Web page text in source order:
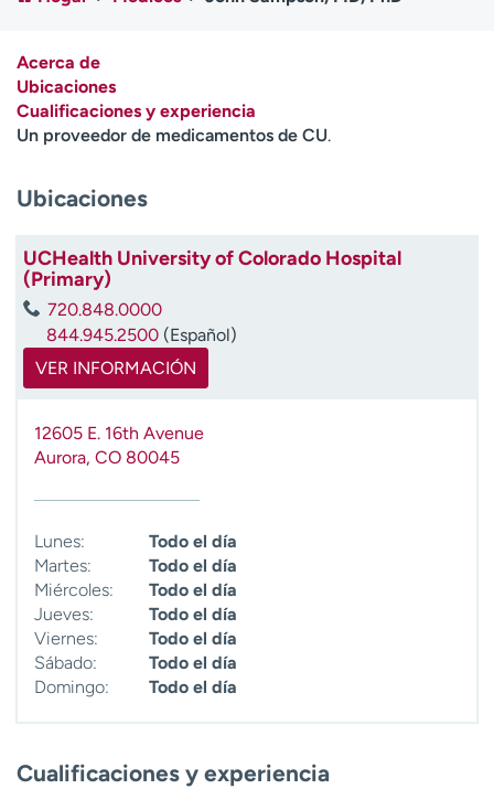
Ready. Set. CO.
Ensayos clínicos
Atención a medios de
comunicación
Contáctenos Noticias e historias
A
d
m
e
Acerca de
Ubicaciones
Cualificaciones y experiencia
Un proveedor de medicamentos de CU.
Ubicaciones
UCHealth University of Colorado Hospital
(Primary)
720.848.0000
844.945.2500 (Español)
VER INFORMACIÓN
12605 E. 16th Avenue
Aurora, CO 80045
Lunes:
Todo el día
Martes:
Todo el día
Miércoles:
Todo el día
Jueves:
Todo el día
Viernes:
Todo el día
Sábado:
Todo el día
Domingo:
Todo el día
Cualificaciones y experiencia